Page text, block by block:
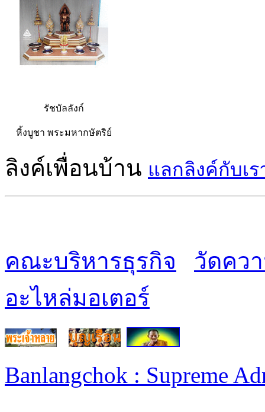
รัชบัลลังก์
หิ้งบูชา พระมหากษัตริย์
ลิงค์เพื่อนบ้าน แลกลิงค์กับเร
คณะบริหารธุรกิจ
วัดคว
อะไหล่มอเตอร์
Banlangchok : Supreme